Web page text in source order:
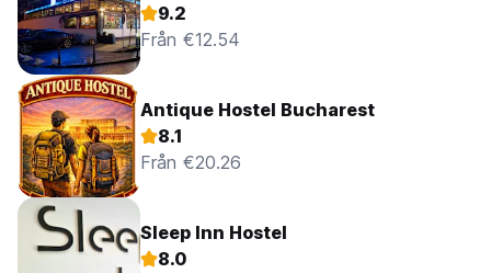
9.2
Från €12.54
Antique Hostel Bucharest
8.1
Från €20.26
Sleep Inn Hostel
8.0